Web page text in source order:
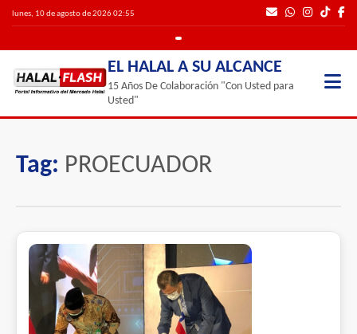
lunes, 10 de agosto de 2026 02:55
EL HALAL A SU ALCANCE
15 Años De Colaboración "Con Usted para
Usted"
Tag: PROECUADOR